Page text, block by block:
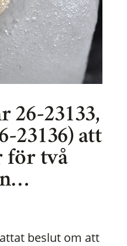
26-23133,
23136) att
för två
beslut om att